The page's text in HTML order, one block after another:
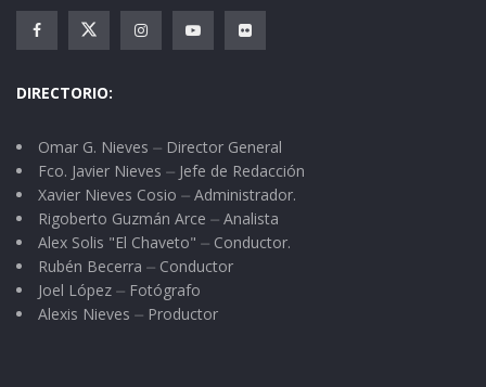
DIRECTORIO:
Omar G. Nieves ⏤ Director General
Fco. Javier Nieves ⏤ Jefe de Redacción
Xavier Nieves Cosio ⏤ Administrador.
Rigoberto Guzmán Arce ⏤ Analista
Alex Solis "El Chaveto" ⏤ Conductor.
Rubén Becerra ⏤ Conductor
Joel López ⏤ Fotógrafo
Alexis Nieves ⏤ Productor